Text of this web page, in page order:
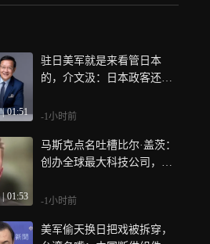
| 01:51
驻日美军就是来看管日本
的，介文汲：日本政客还想
-1小时前
| 01:53
马斯克点名吐槽比尔·盖茨：
创办全球最大科技公司，但
-1小时前
美军偷天换日把戏被拆穿，